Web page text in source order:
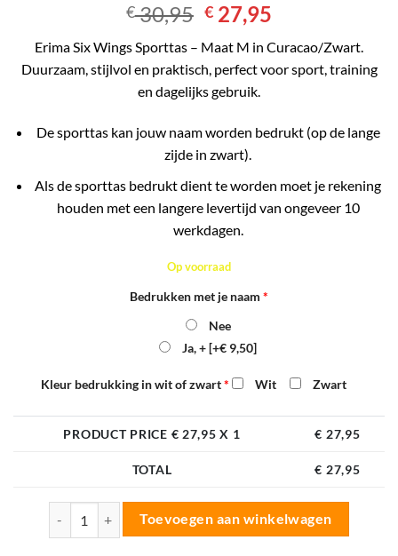
€30,95 Oorspronkelijke
prijs
was:
€ 30,95.
€ 27,95
is:
€ 27,95.
Erima Six Wings Sporttas – Maat M in Curacao/Zwart.
Duurzaam, stijlvol en praktisch, perfect voor sport, training
en dagelijks gebruik.
De sporttas kan jouw naam worden bedrukt (op de lange
zijde in zwart).
Als de sporttas bedrukt dient te worden moet je rekening
houden met een langere levertijd van ongeveer 10
werkdagen.
Op voorraad
Bedrukken met je naam *
Nee
Ja, +[+€ 9,50]
Kleur bedrukking in wit of zwart* Wit Zwart
PRODUCT PRICE €27,95 X 1 € 27,95
TOTAL € 27,95
Erima Six Wings Sporttas - Maat M - Curacao/Zwart aantal
Toevoegen aan winkelwagen